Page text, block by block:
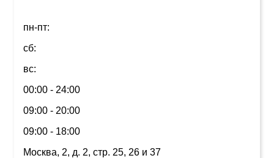
пн-пт:
сб:
вс:
00:00 - 24:00
09:00 - 20:00
09:00 - 18:00
Москва, 2, д. 2, стр. 25, 26 и 37